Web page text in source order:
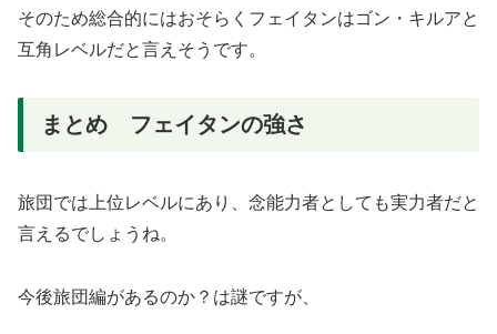
そのため総合的にはおそらくフェイタンはゴン・キルアと
互角レベルだと言えそうです。
まとめ フェイタンの強さ
旅団では上位レベルにあり、念能力者としても実力者だと
言えるでしょうね。
今後旅団編があるのか？は謎ですが、